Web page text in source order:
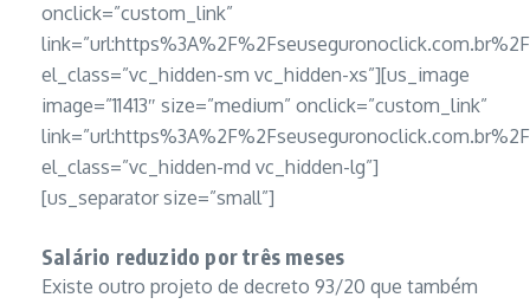
onclick=”custom_link”
el_class=”vc_hidden-sm vc_hidden-xs”][us_image
image=”11413″ size=”medium” onclick=”custom_link”
el_class=”vc_hidden-md vc_hidden-lg”]
[us_separator size=”small”]
Salário reduzido por três meses
Existe outro projeto de decreto 93/20 que também